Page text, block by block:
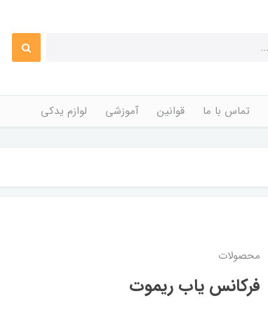
تماس با ما قوانین آموزشی لوازم یدکی
محصولات
فرکانس یاب ریموت